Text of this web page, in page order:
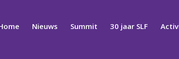
Nieuws Summit 30 jaar SLF